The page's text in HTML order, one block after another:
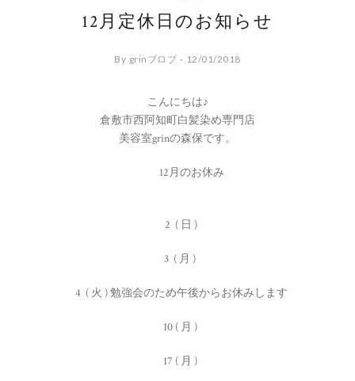
12月定休日のお知らせ
By grinブロブ - 12/01/2018
こんにちは♪
倉敷市西阿知町白髪染め専門店
美容室grinの森保です。
12月のお休み
2 ( 日 )
3 ( 月 )
4 ( 火 ) 勉強会のため午後からお休みします
10 ( 月 )
17 ( 月 )